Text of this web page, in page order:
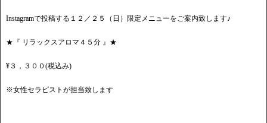
Instagramで投稿する１２／２５（日）限定メニューをご案内致します♪
★『 リラックスアロマ４５分 』★
¥３，３００(税込み)
※女性セラピストが担当致します